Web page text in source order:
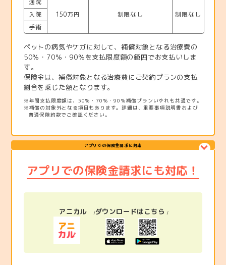
通院
150万円
制限なし 制限なし
入院
手術
ペットの病気やケガに対して、補償対象となる治療費の
50％・70％・90％を支払限度額の範囲でお支払いしま
す。
保険金は、補償対象となる治療費にご契約プランの支払
割合を乗じた額となります。
※年間支払限度額は、50％・70％・90％補償プランいずれも共通です。
※補償の対象外となる項目もあります。詳細は、重要事項説明書および
普通保険約款でご確認ください。
アプリでの保険金請求に対応
アプリでの保険金請求にも対応！
アニカル ダウンロードはこちら